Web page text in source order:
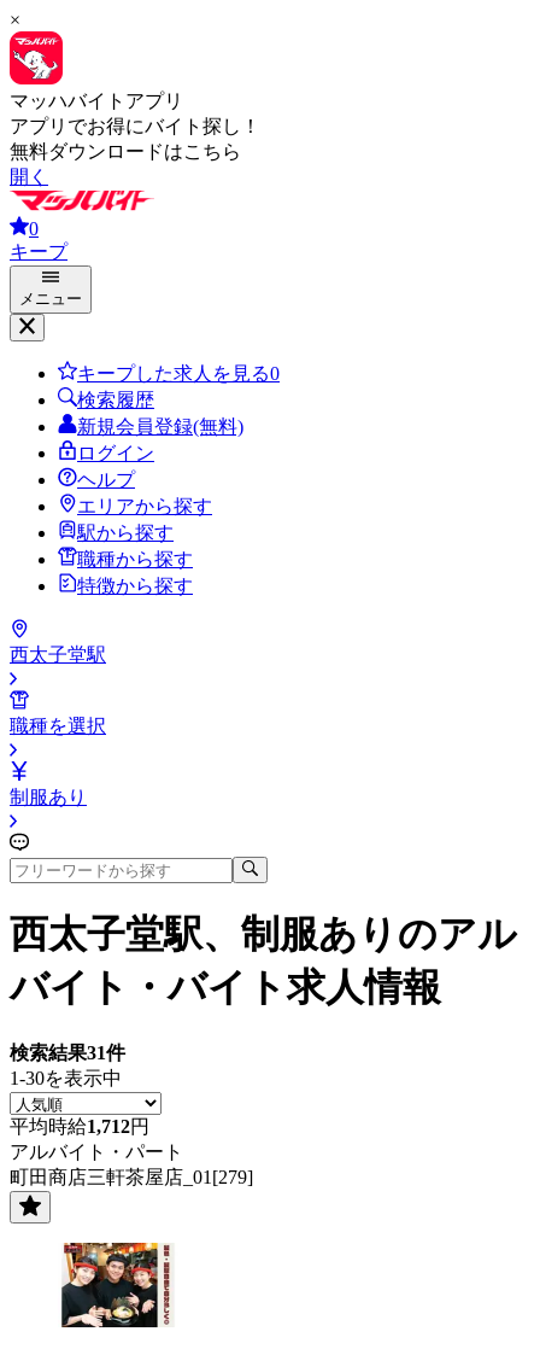
×
マッハバイトアプリ
アプリでお得にバイト探し！
無料ダウンロードはこちら
開く
0
キープ
メニュー
キープした求人を見る0
検索履歴
新規会員登録(無料)
ログイン
ヘルプ
エリアから探す
駅から探す
職種から探す
特徴から探す
西太子堂駅
職種を選択
制服あり
西太子堂駅、制服あり のアル
バイト・バイト求人情報
検索結果31件
1-30を表示中
平均時給1,712円
アルバイト・パート
町田商店三軒茶屋店_01[279]